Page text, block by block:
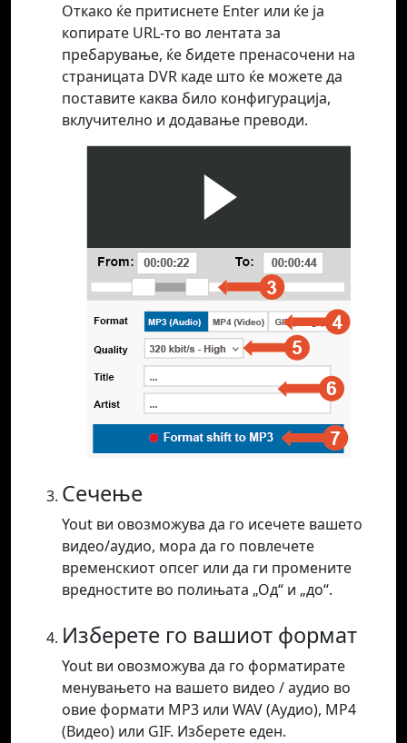
Откако ќе притиснете Enter или ќе ја
копирате URL-то во лентата за
пребарување, ќе бидете пренасочени на
страницата DVR каде што ќе можете да
поставите каква било конфигурација,
вклучително и додавање преводи.
Сечење
Yout ви овозможува да го исечете вашето
видео/аудио, мора да го повлечете
временскиот опсег или да ги промените
вредностите во полињата „Од“ и „до“.
Изберете го вашиот формат
Yout ви овозможува да го форматирате
менувањето на вашето видео / аудио во
овие формати MP3 или WAV (Аудио), MP4
(Видео) или GIF. Изберете еден.